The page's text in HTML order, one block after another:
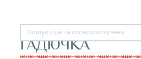
ГАДЮЧКА